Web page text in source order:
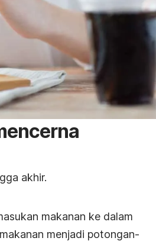
akhir.
makanan ke dalam
menjadi potongan-